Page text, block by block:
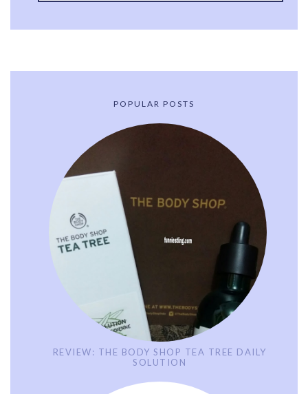
POPULAR POSTS
REVIEW: THE BODY SHOP TEA TREE DAILY
SOLUTION